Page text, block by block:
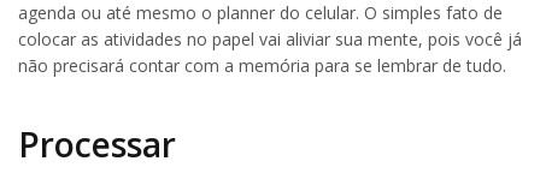
agenda ou até mesmo o planner do celular. O simples fato de
colocar as atividades no papel vai aliviar sua mente, pois você já
não precisará contar com a memória para se lembrar de tudo.
Processar